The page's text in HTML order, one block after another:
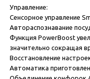
Управление:
Сенсорное управление
Автораспознавание
Функция PowerBoost
значительно сокращая
Восстановление
Автоматика